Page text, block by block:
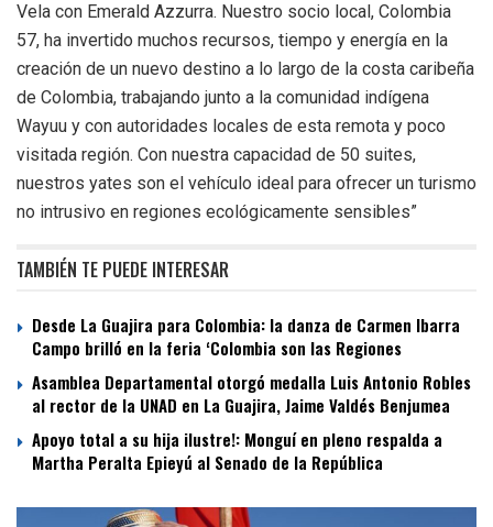
Vela con Emerald Azzurra. Nuestro socio local, Colombia
57, ha invertido muchos recursos, tiempo y energía en la
creación de un nuevo destino a lo largo de la costa caribeña
de Colombia, trabajando junto a la comunidad indígena
Wayuu y con autoridades locales de esta remota y poco
visitada región. Con nuestra capacidad de 50 suites,
nuestros yates son el vehículo ideal para ofrecer un turismo
no intrusivo en regiones ecológicamente sensibles”
TAMBIÉN TE PUEDE INTERESAR
Desde La Guajira para Colombia: la danza de Carmen Ibarra
Campo brilló en la feria ‘Colombia son las Regiones
Asamblea Departamental otorgó medalla Luis Antonio Robles
al rector de la UNAD en La Guajira, Jaime Valdés Benjumea
Apoyo total a su hija ilustre!: Monguí en pleno respalda a
Martha Peralta Epieyú al Senado de la República